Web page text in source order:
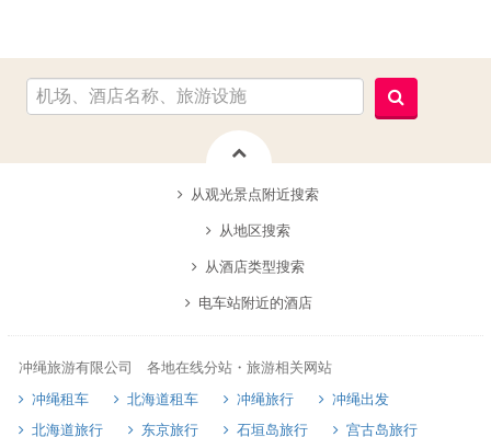
从观光景点附近搜索
从地区搜索
从酒店类型搜索
电车站附近的酒店
冲绳旅游有限公司 各地在线分站・旅游相关网站
冲绳租车
北海道租车 冲绳旅行
冲绳出发
北海道旅行
东京旅行 石垣岛旅行 宫古岛旅行